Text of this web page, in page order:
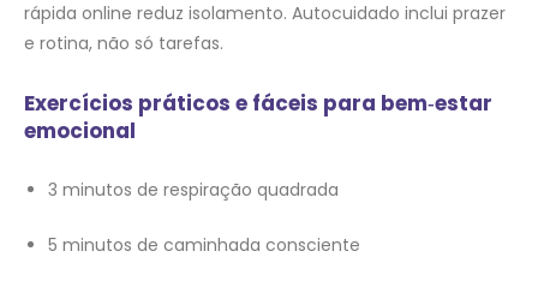
rápida online reduz isolamento. Autocuidado inclui prazer
e rotina, não só tarefas.
Exercícios práticos e fáceis para bem‑estar
emocional
3 minutos de respiração quadrada
5 minutos de caminhada consciente